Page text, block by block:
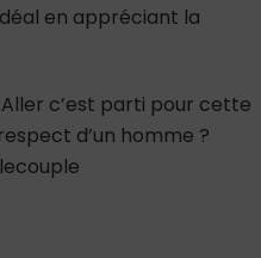
en appréciant la
c’est parti pour cette
d’un homme ?